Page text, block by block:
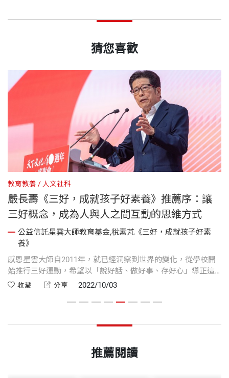
猜您喜歡
教育教養 人文社科
嚴長壽《三好，成就孩子好素養》推薦序：讓
三好概念，成為人與人之間互動的思維方式
公益信託星雲大師教育基金,稅素芃《三好，成就孩子好素
養》
感恩星雲大師自2011年，就已經洞察到世界的變化，從學校開
始推行三好運動，希望以「說好話、做好事、存好心」導正這
個風氣。在「三好校園」的活動裡，有許多學校表現得很精
效益發揮得更好。
收藏 分享 2022/10/03
推薦閱讀